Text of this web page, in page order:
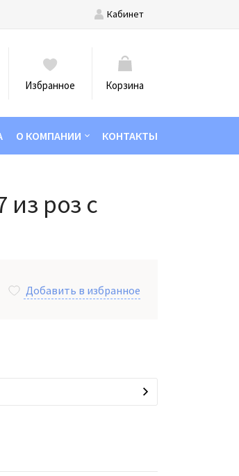
Кабинет
Избранное Корзина
О КОМПАНИИ КОНТАКТЫ
из роз с
Добавить в избранное